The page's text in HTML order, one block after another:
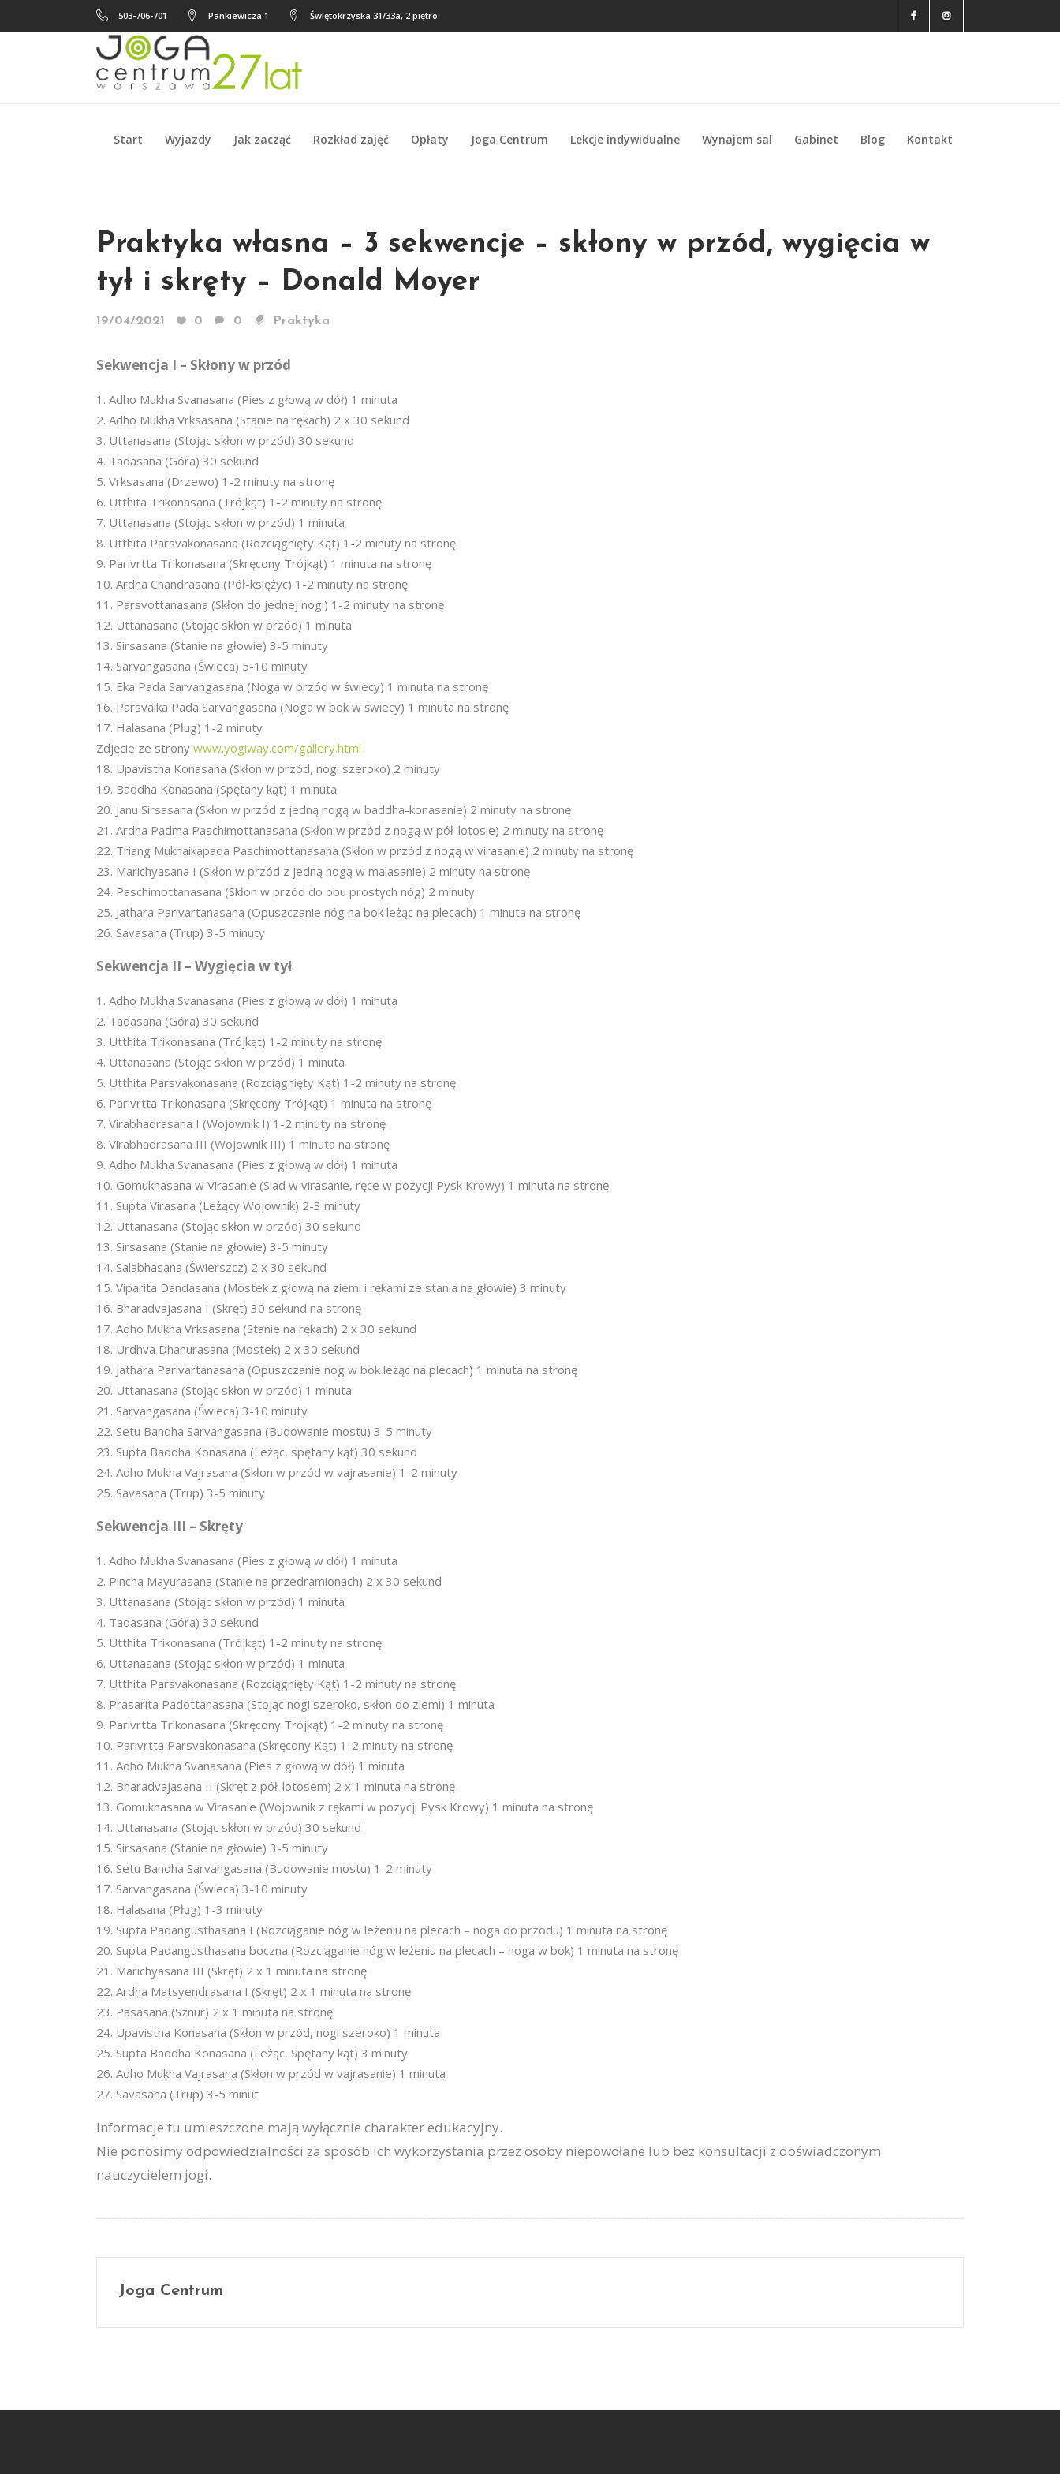
503-706-701 Pankiewicza 1 Świętokrzyska 31/33a, 2 piętro
Start Wyjazdy Jak zacząć Rozkład zajęć Opłaty Joga Centrum Lekcje indywidualne Wynajem sal Gabinet Blog Kontakt
Start Wyjazdy Jak zacząć Rozkład zajęć Opłaty Kontakt
Praktyka własna – 3 sekwencje – skłony w przód, wygięcia w
tył i skręty – Donald Moyer
19/04/2021 0 0 Praktyka
Sekwencja I – Skłony w przód
Adho Mukha Svanasana (Pies z głową w dół) 1 minuta
Adho Mukha Vrksasana (Stanie na rękach) 2 x 30 sekund
Uttanasana (Stojąc skłon w przód) 30 sekund
Tadasana (Góra) 30 sekund
Vrksasana (Drzewo) 1-2 minuty na stronę
Utthita Trikonasana (Trójkąt) 1-2 minuty na stronę
Uttanasana (Stojąc skłon w przód) 1 minuta
Utthita Parsvakonasana (Rozciągnięty Kąt) 1-2 minuty na stronę
Parivrtta Trikonasana (Skręcony Trójkąt) 1 minuta na stronę
Ardha Chandrasana (Pół-księżyc) 1-2 minuty na stronę
Parsvottanasana (Skłon do jednej nogi) 1-2 minuty na stronę
Uttanasana (Stojąc skłon w przód) 1 minuta
Sirsasana (Stanie na głowie) 3-5 minuty
Sarvangasana (Świeca) 5-10 minuty
Eka Pada Sarvangasana (Noga w przód w świecy) 1 minuta na stronę
Parsvaika Pada Sarvangasana (Noga w bok w świecy) 1 minuta na stronę
Halasana (Pług) 1-2 minuty
Zdjęcie ze strony www.yogiway.com/gallery.html
Upavistha Konasana (Skłon w przód, nogi szeroko) 2 minuty
Baddha Konasana (Spętany kąt) 1 minuta
Janu Sirsasana (Skłon w przód z jedną nogą w baddha-konasanie) 2 minuty na stronę
Ardha Padma Paschimottanasana (Skłon w przód z nogą w pół-lotosie) 2 minuty na stronę
Triang Mukhaikapada Paschimottanasana (Skłon w przód z nogą w virasanie) 2 minuty na stronę
Marichyasana I (Skłon w przód z jedną nogą w malasanie) 2 minuty na stronę
Paschimottanasana (Skłon w przód do obu prostych nóg) 2 minuty
Jathara Parivartanasana (Opuszczanie nóg na bok leżąc na plecach) 1 minuta na stronę
Savasana (Trup) 3-5 minuty
Sekwencja II – Wygięcia w tył
Adho Mukha Svanasana (Pies z głową w dół) 1 minuta
Tadasana (Góra) 30 sekund
Utthita Trikonasana (Trójkąt) 1-2 minuty na stronę
Uttanasana (Stojąc skłon w przód) 1 minuta
Utthita Parsvakonasana (Rozciągnięty Kąt) 1-2 minuty na stronę
Parivrtta Trikonasana (Skręcony Trójkąt) 1 minuta na stronę
Virabhadrasana I (Wojownik I) 1-2 minuty na stronę
Virabhadrasana III (Wojownik III) 1 minuta na stronę
Adho Mukha Svanasana (Pies z głową w dół) 1 minuta
Gomukhasana w Virasanie (Siad w virasanie, ręce w pozycji Pysk Krowy) 1 minuta na stronę
Supta Virasana (Leżący Wojownik) 2-3 minuty
Uttanasana (Stojąc skłon w przód) 30 sekund
Sirsasana (Stanie na głowie) 3-5 minuty
Salabhasana (Świerszcz) 2 x 30 sekund
Viparita Dandasana (Mostek z głową na ziemi i rękami ze stania na głowie) 3 minuty
Bharadvajasana I (Skręt) 30 sekund na stronę
Adho Mukha Vrksasana (Stanie na rękach) 2 x 30 sekund
Urdhva Dhanurasana (Mostek) 2 x 30 sekund
Jathara Parivartanasana (Opuszczanie nóg w bok leżąc na plecach) 1 minuta na stronę
Uttanasana (Stojąc skłon w przód) 1 minuta
Sarvangasana (Świeca) 3-10 minuty
Setu Bandha Sarvangasana (Budowanie mostu) 3-5 minuty
Supta Baddha Konasana (Leżąc, spętany kąt) 30 sekund
Adho Mukha Vajrasana (Skłon w przód w vajrasanie) 1-2 minuty
Savasana (Trup) 3-5 minuty
Sekwencja III – Skręty
Adho Mukha Svanasana (Pies z głową w dół) 1 minuta
Pincha Mayurasana (Stanie na przedramionach) 2 x 30 sekund
Uttanasana (Stojąc skłon w przód) 1 minuta
Tadasana (Góra) 30 sekund
Utthita Trikonasana (Trójkąt) 1-2 minuty na stronę
Uttanasana (Stojąc skłon w przód) 1 minuta
Utthita Parsvakonasana (Rozciągnięty Kąt) 1-2 minuty na stronę
Prasarita Padottanasana (Stojąc nogi szeroko, skłon do ziemi) 1 minuta
Parivrtta Trikonasana (Skręcony Trójkąt) 1-2 minuty na stronę
Parivrtta Parsvakonasana (Skręcony Kąt) 1-2 minuty na stronę
Adho Mukha Svanasana (Pies z głową w dół) 1 minuta
Bharadvajasana II (Skręt z pół-lotosem) 2 x 1 minuta na stronę
Gomukhasana w Virasanie (Wojownik z rękami w pozycji Pysk Krowy) 1 minuta na stronę
Uttanasana (Stojąc skłon w przód) 30 sekund
Sirsasana (Stanie na głowie) 3-5 minuty
Setu Bandha Sarvangasana (Budowanie mostu) 1-2 minuty
Sarvangasana (Świeca) 3-10 minuty
Halasana (Pług) 1-3 minuty
Supta Padangusthasana I (Rozciąganie nóg w leżeniu na plecach – noga do przodu) 1 minuta na stronę
Supta Padangusthasana boczna (Rozciąganie nóg w leżeniu na plecach – noga w bok) 1 minuta na stronę
Marichyasana III (Skręt) 2 x 1 minuta na stronę
Ardha Matsyendrasana I (Skręt) 2 x 1 minuta na stronę
Pasasana (Sznur) 2 x 1 minuta na stronę
Upavistha Konasana (Skłon w przód, nogi szeroko) 1 minuta
Supta Baddha Konasana (Leżąc, Spętany kąt) 3 minuty
Adho Mukha Vajrasana (Skłon w przód w vajrasanie) 1 minuta
Savasana (Trup) 3-5 minut
Informacje tu umieszczone mają wyłącznie charakter edukacyjny.
Nie ponosimy odpowiedzialności za sposób ich wykorzystania przez osoby niepowołane lub bez konsultacji z doświadczonym
nauczycielem jogi.
Joga Centrum